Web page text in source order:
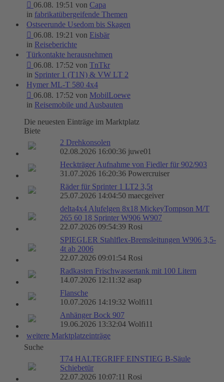
06.08. 19:51 von Capa
in fabrikatübergeifende Themen
Ostseerunde Usedom bis Skagen
06.08. 19:21 von Eisbär
in Reiseberichte
Türkontakte herausnehmen
06.08. 17:52 von TnTkr
in Sprinter 1 (T1N) & VW LT 2
Hymer ML-T 580 4x4
06.08. 17:52 von MobilLoewe
in Reisemobile und Ausbauten
Die neuesten Einträge im Marktplatz
Biete
2 Drehkonsolen
02.08.2026 16:00:36 juwe01
Heckträger Aufnahme von Fiedler für 902/903
31.07.2026 16:20:36 Powercruiser
Räder für Sprinter 1 LT2 3,5t
25.07.2026 14:04:50 maecgeiver
delta4x4 Alufelgen 8x18 MickeyTompson M/T
265 60 18 Sprinter W906 W907
22.07.2026 09:54:39 Rosi
SPIEGLER Stahlflex-Bremsleitungen W906 3,5-
4t ab 2006
22.07.2026 09:01:54 Rosi
Radkasten Frischwassertank mit 100 Litern
14.07.2026 12:11:32 asap
Flansche
10.07.2026 14:19:32 Wolfi11
Anhänger Bock 907
19.06.2026 13:32:04 Wolfi11
weitere Marktplatzeinträge
Suche
T74 HALTEGRIFF EINSTIEG B-Säule
Schiebetür
22.07.2026 10:07:11 Rosi